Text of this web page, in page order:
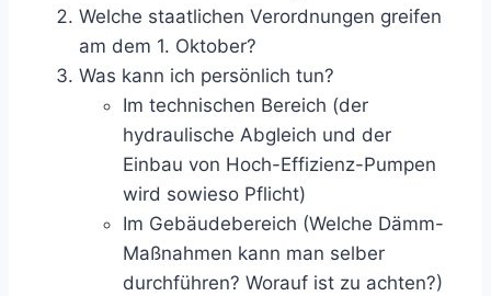
Welche staatlichen Verordnungen greifen
am dem 1. Oktober?
Was kann ich persönlich tun?
Im technischen Bereich (der
hydraulische Abgleich und der
Einbau von Hoch-Effizienz-Pumpen
wird sowieso Pflicht)
Im Gebäudebereich (Welche Dämm-
Maßnahmen kann man selber
durchführen? Worauf ist zu achten?)